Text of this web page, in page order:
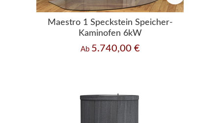
Maestro 1 Speckstein Speicher-
Kaminofen 6kW
Regulärer Preis:
Ab 5.740,00 €